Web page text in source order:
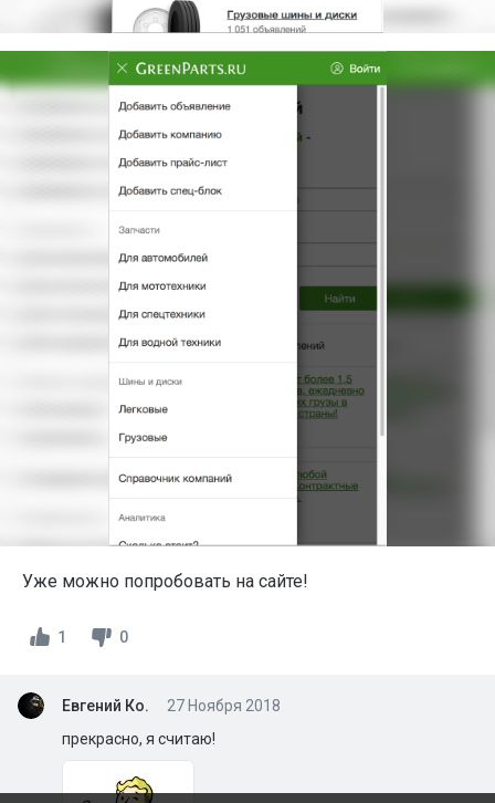
Уже можно попробовать на сайте!
1 0
ЕК Евгений Ко.
27 Ноября 2018
прекрасно, я считаю!